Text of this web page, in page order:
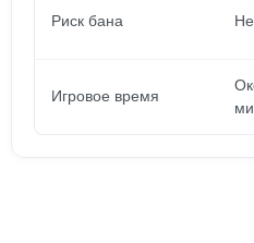
Риск бана
Игровое время